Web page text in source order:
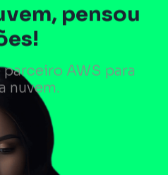
pensou
AWS para
nuvem.